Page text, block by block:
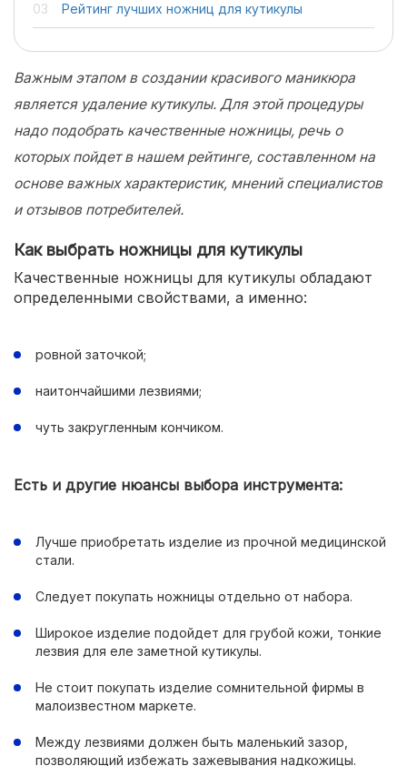
Рейтинг лучших ножниц для кутикулы
Важным этапом в создании красивого маникюра
является удаление кутикулы. Для этой процедуры
надо подобрать качественные ножницы, речь о
которых пойдет в нашем рейтинге, составленном на
основе важных характеристик, мнений специалистов
и отзывов потребителей.
Как выбрать ножницы для кутикулы
Качественные ножницы для кутикулы обладают
определенными свойствами, а именно:
ровной заточкой;
наитончайшими лезвиями;
чуть закругленным кончиком.
Есть и другие нюансы выбора инструмента:
Лучше приобретать изделие из прочной медицинской
стали.
Следует покупать ножницы отдельно от набора.
Широкое изделие подойдет для грубой кожи, тонкие
лезвия для еле заметной кутикулы.
Не стоит покупать изделие сомнительной фирмы в
малоизвестном маркете.
Между лезвиями должен быть маленький зазор,
позволяющий избежать зажевывания надкожицы.